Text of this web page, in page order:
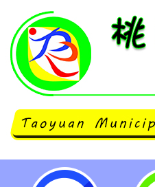
「第16屆氣候變